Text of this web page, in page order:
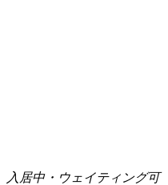
入居中・ウェイティング可